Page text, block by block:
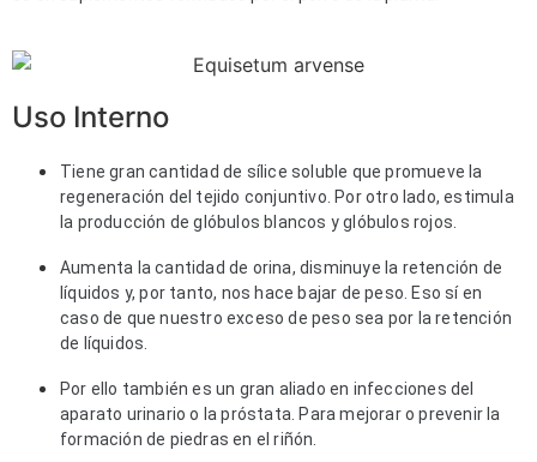
Uso Interno
Tiene gran cantidad de sílice soluble que promueve la
regeneración del tejido conjuntivo. Por otro lado, estimula
la producción de glóbulos blancos y glóbulos rojos.
Aumenta la cantidad de orina, disminuye la retención de
líquidos y, por tanto, nos hace bajar de peso. Eso sí en
caso de que nuestro exceso de peso sea por la retención
de líquidos.
Por ello también es un gran aliado en infecciones del
aparato urinario o la próstata. Para mejorar o prevenir la
formación de piedras en el riñón.